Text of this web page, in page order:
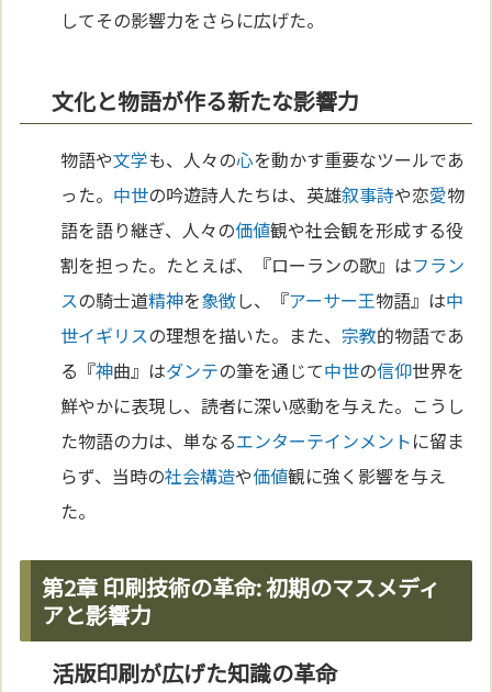
してその影響力をさらに広げた。
文化と物語が作る新たな影響力
物語や文学も、人々の心を動かす重要なツールであ
った。 中世の吟遊詩人たちは、英雄叙事詩や恋愛物
語を語り継ぎ、人々の価値観や社会観を形成する役
割を担った。たとえば、『ローランの歌』はフラン
スの騎士道精神を象徴し、『アーサー王物語』は中
世イギリスの理想を描いた。また、 宗教的物語であ
る『神曲』はダンテの筆を通じて中世の信仰世界を
鮮やかに表現し、読者に深い感動を与えた。こうし
た物語の力は、単なるエンターテインメントに留ま
らず、当時の社会構造や価値観に強く影響を与え
た。
第2章 印刷技術の革命: 初期のマスメディ
アと影響力
活版印刷が広げた知識の革命